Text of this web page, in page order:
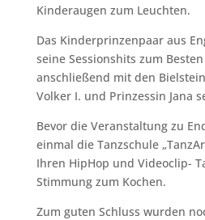
Kinderaugen zum Leuchten.
Das Kinderprinzenpaar aus
seine Sessionshits zum
anschließend mit den
Volker I. und Prinzessin Jana
Bevor die Veranstaltung zu
einmal die Tanzschule
Ihren HipHop und Videoclip-
Stimmung zum Kochen.
Zum guten Schluss wurden